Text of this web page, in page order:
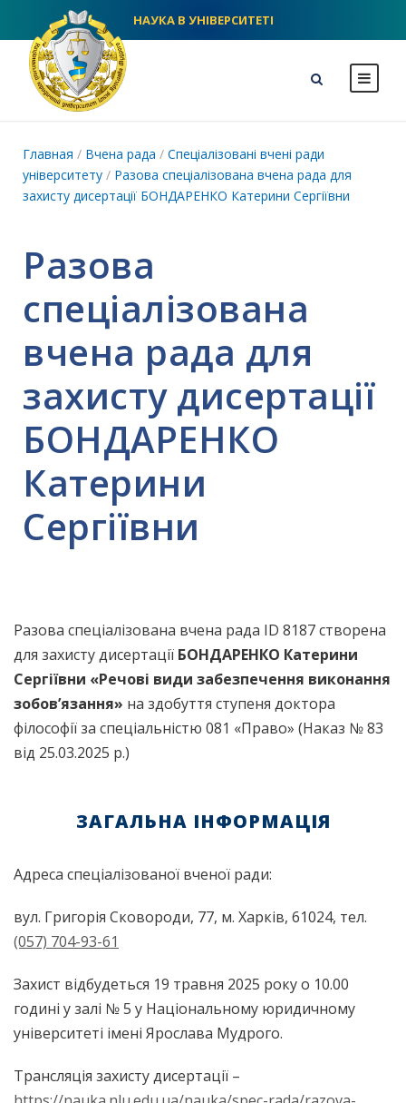
НАУКА В УНІВЕРСИТЕТІ
Главная / Вчена рада / Спеціалізовані вчені ради
університету / Разова спеціалізована вчена рада для
захисту дисертації БОНДАРЕНКО Катерини Сергіївни
Разова
спеціалізована
вчена рада для
захисту дисертації
БОНДАРЕНКО
Катерини
Сергіївни
Разова спеціалізована вчена рада ID 8187 створена
для захисту дисертації БОНДАРЕНКО Катерини
Сергіївни «Речові види забезпечення виконання
зобов’язання» на здобуття ступеня доктора
філософії за спеціальністю 081 «Право» (Наказ № 83
від 25.03.2025 р.)
ЗАГАЛЬНА ІНФОРМАЦІЯ
Адреса спеціалізованої вченої ради:
вул. Григорія Сковороди, 77, м. Харків, 61024, тел.
(057) 704-93-61
Захист відбудеться 19 травня 2025 року о 10.00
годині у залі № 5 у Національному юридичному
університеті імені Ярослава Мудрого.
Трансляція захисту дисертації –